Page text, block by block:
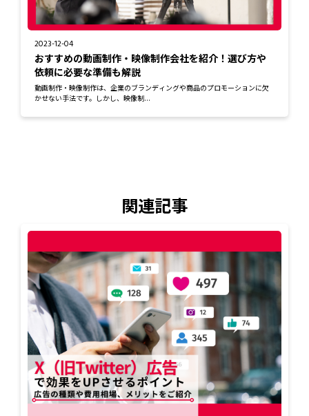
2023-12-04
おすすめの動画制作・映像制作会社を紹介！選び方や
依頼に必要な準備も解説
動画制作・映像制作は、企業のブランディングや商品のプロモーションに欠
かせない手法です。しかし、映像制...
関連記事